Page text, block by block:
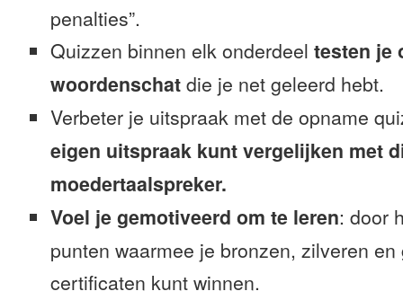
penalties”.
Quizzen binnen elk onderdeel testen je
woordenschat die je net geleerd hebt.
Verbeter je uitspraak met de opname
eigen uitspraak kunt vergelijken met
moedertaalspreker.
Voel je gemotiveerd om te leren: door
punten waarmee je bronzen, zilveren en
certificaten kunt winnen.